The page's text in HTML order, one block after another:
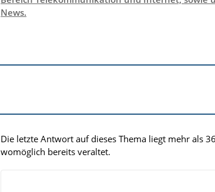
News.
Die letzte Antwort auf dieses Thema liegt mehr als
womöglich bereits veraltet.